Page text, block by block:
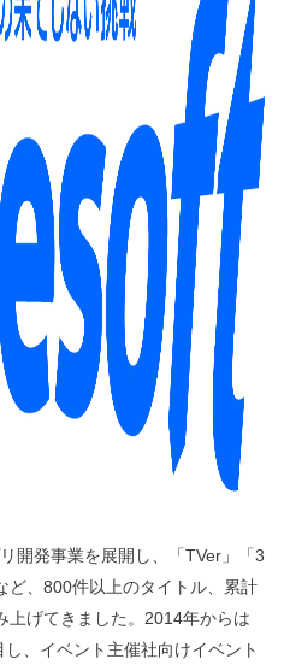
開発事業を展開し、「TVer」「3
ど、800件以上のタイトル、累計
上げてきました。2014年からは
し、イベント主催社向けイベント